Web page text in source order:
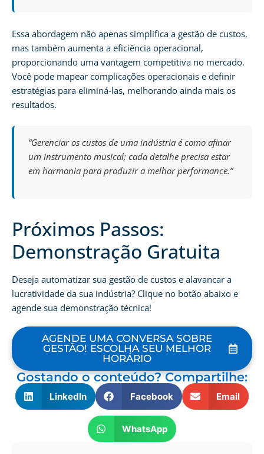
Essa abordagem não apenas simplifica a gestão de custos,
mas também aumenta a eficiência operacional,
proporcionando uma vantagem competitiva no mercado.
Você pode mapear complicações operacionais e definir
estratégias para eliminá-las, melhorando ainda mais os
resultados.
“Gerenciar os custos de uma indústria é como afinar
um instrumento musical; cada detalhe precisa estar
em harmonia para produzir a melhor performance.”
Próximos Passos:
Demonstração Gratuita
Deseja automatizar sua gestão de custos e alavancar a
lucratividade da sua indústria? Clique no botão abaixo e
agende sua demonstração técnica!
AGENDE UMA CONVERSA SOBRE
GESTÃO! ESCOLHA SEU MELHOR
HORÁRIO
Gostando o conteúdo? Compartilhe:
LinkedIn Facebook Email
WhatsApp